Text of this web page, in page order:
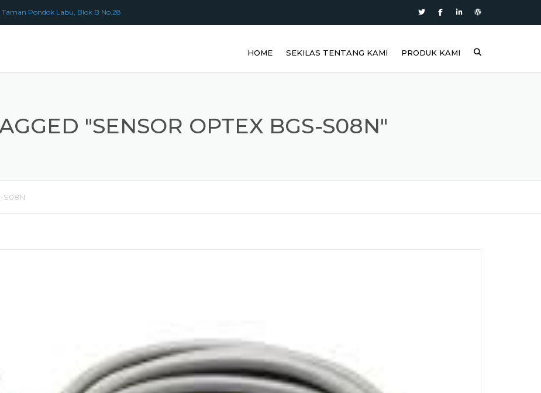
Taman Pondok Labu, Blok B No.28
HOME SEKILAS TENTANG KAMI PRODUK KAMI
"SENSOR OPTEX BGS-S08N"
S08N